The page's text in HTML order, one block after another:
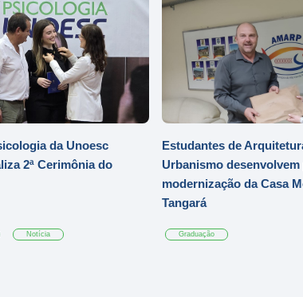
da Unoesc
2ª Cerimônia do
Notícia
Estudantes de
Urbanismo
modernização da Casa
Tangará
Graduação